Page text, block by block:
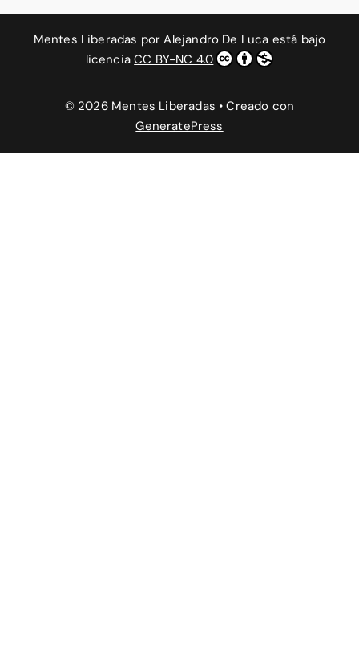
Mentes Liberadas porAlejandro De Luca está bajo
licenciaCC BY-NC 4.0
© 2026 Mentes Liberadas • Creado con
GeneratePress